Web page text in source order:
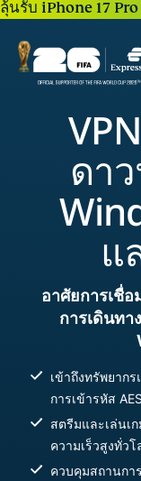
ลุ้นรับ iPhone 17 Pro
ดา
แ
อาศัยการเชื่
การเดินทา
เข้าถึงทรัพยาก
การเข้ารหัส
สตรีมและเล่นเก
ความเร็วสูงทั่วโ
ควบคุมสถานกา